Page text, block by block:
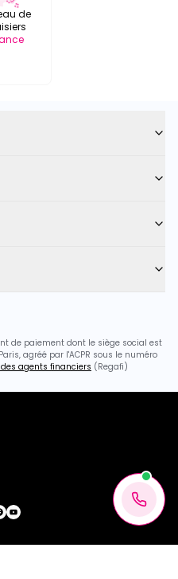
de
de paiement dont le siège social est
agréé par l'ACPR sous le numéro
agents financiers (Regafi)